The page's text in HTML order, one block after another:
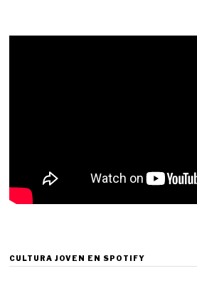
CULTURA JOVEN EN SPOTIFY